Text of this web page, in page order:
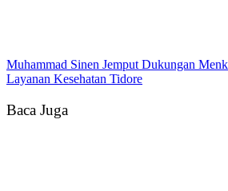
Muhammad Sinen Jemput Dukungan
Layanan Kesehatan Tidore
Baca Juga